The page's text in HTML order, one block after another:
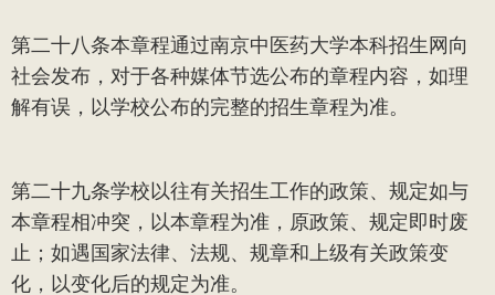
第二十八条本章程通过南京中医药大学本科招生网向
社会发布，对于各种媒体节选公布的章程内容，如理
解有误，以学校公布的完整的招生章程为准。
第二十九条学校以往有关招生工作的政策、规定如与
本章程相冲突，以本章程为准，原政策、规定即时废
止；如遇国家法律、法规、规章和上级有关政策变
化，以变化后的规定为准。